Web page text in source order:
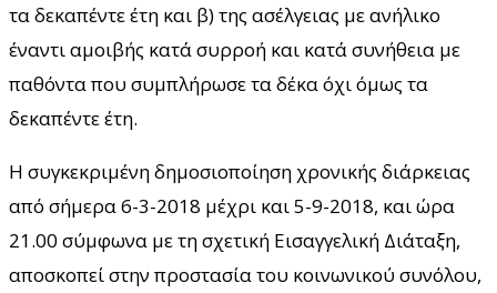
τα δεκαπέντε έτη και β) της ασέλγειας με ανήλικο
έναντι αμοιβής κατά συρροή και κατά συνήθεια με
παθόντα που συμπλήρωσε τα δέκα όχι όμως τα
δεκαπέντε έτη.
Η συγκεκριμένη δημοσιοποίηση χρονικής διάρκειας
από σήμερα 6-3-2018 μέχρι και 5-9-2018, και ώρα
21.00 σύμφωνα με τη σχετική Εισαγγελική Διάταξη,
αποσκοπεί στην προστασία του κοινωνικού συνόλου,